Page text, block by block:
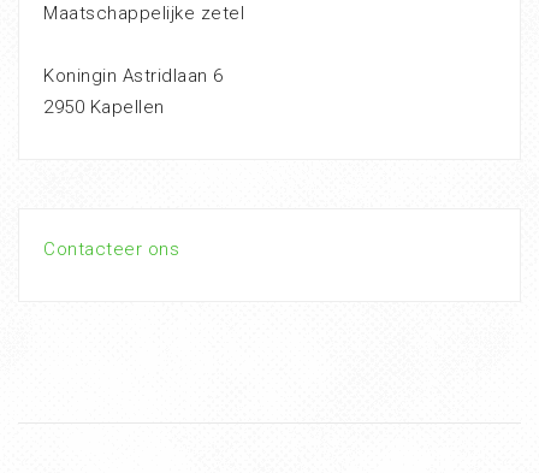
Maatschappelijke zetel
Koningin Astridlaan 6
2950 Kapellen
Contacteer ons